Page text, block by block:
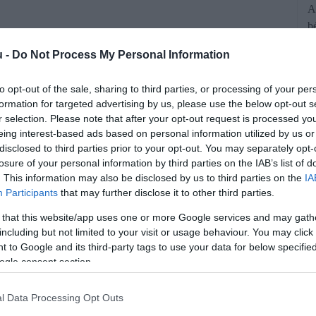
- Do Not Process My Personal Information
opt-out of the sale, sharing to third parties, or processing of your
for targeted advertising by us, please use the below opt-out
selection. Please note that after your opt-out request is processed
interest-based ads based on personal information utilized by us
to third parties prior to your opt-out. You may separately
of your personal information by third parties on the IAB’s list of
This information may also be disclosed by us to third parties on the
Participants that may further disclose it to other third parties.
that this website/app uses one or more Google services and may
but not limited to your visit or usage behaviour. You may
to Google and its third-party tags to use your data for below
consent section.
Data Processing Opt Outs
dízel európai importja, miközben a
energiahordozóktól való függőségét
háború miatt.
forrásként a Google Keresőben!